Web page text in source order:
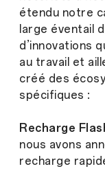
étendu notre
large éventail
d’innovations
au travail et
créé des
spécifiques :
Recharge
nous avons
recharge